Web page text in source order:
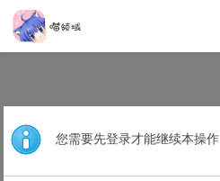
您需要先登录才能继续本操作